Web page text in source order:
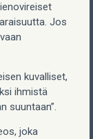
Jos
kuvalliset,
ihmistä
suuntaan”.
joka